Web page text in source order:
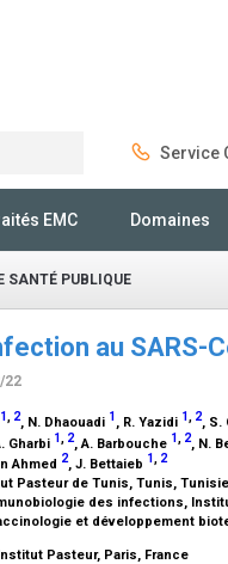
Service
EMC Domaines
SANTÉ PUBLIQUE
au SARS-
22
1, 2, N. Dhaouadi 1 , R. Yazidi 1, 2, S.
Gharbi 1 2, A. Barbouche 1 2, N.
Ahmed 2, J. Bettaieb 1 , 2
Pasteur de Tunis, Tunis,
des infections,
et développement
Pasteur, Paris, France